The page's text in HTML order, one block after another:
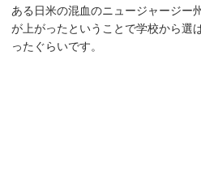
ある日米の混血のニュージャージー
が上がったということで学校から選
ったぐらいです。